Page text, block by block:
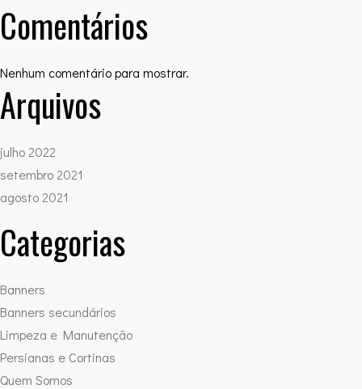
Comentários
Nenhum comentário para mostrar.
Arquivos
julho 2022
setembro 2021
agosto 2021
Categorias
Banners
Banners secundários
Limpeza e Manutenção
Persianas e Cortinas
Quem Somos